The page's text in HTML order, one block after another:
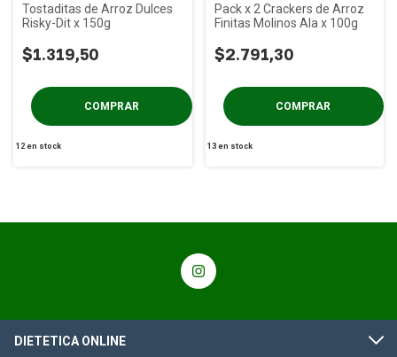
Tostaditas de Arroz Dulces
Risky-Dit x 150g
$1.319,50
12en stock
Pack x 2 Crackers de Arroz
Finitas Molinos Ala x 100g
$2.791,30
13 en stock
DIETETICA ONLINE